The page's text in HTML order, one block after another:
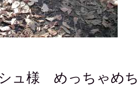
ュ様 めっちゃめち